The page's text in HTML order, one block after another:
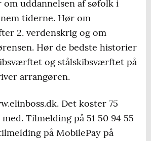
om uddannelsen af søfolk i
tiderne. Hør om
2. verdenskrig og om
Hør de bedste historier
og stålskibsværftet på
arrangøren.
Det koster 75
Tilmelding på 51 50 94 55
på MobilePay på